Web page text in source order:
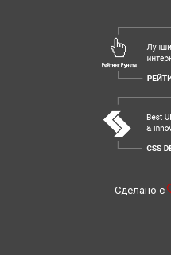
Сделано с